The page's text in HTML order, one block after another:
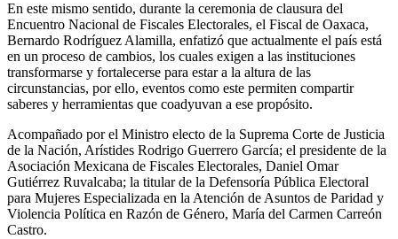
En este mismo sentido, durante la ceremonia de clausura del
Encuentro Nacional de Fiscales Electorales, el Fiscal de Oaxaca,
Bernardo Rodríguez Alamilla, enfatizó que actualmente el país está
en un proceso de cambios, los cuales exigen a las instituciones
transformarse y fortalecerse para estar a la altura de las
circunstancias, por ello, eventos como este permiten compartir
saberes y herramientas que coadyuvan a ese propósito.
Acompañado por el Ministro electo de la Suprema Corte de Justicia
de la Nación, Arístides Rodrigo Guerrero García; el presidente de la
Asociación Mexicana de Fiscales Electorales, Daniel Omar
Gutiérrez Ruvalcaba; la titular de la Defensoría Pública Electoral
para Mujeres Especializada en la Atención de Asuntos de Paridad y
Violencia Política en Razón de Género, María del Carmen Carreón
Castro.